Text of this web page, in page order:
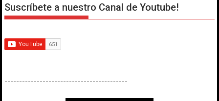
Suscríbete a nuestro Canal de Youtube!
------------------------------------------